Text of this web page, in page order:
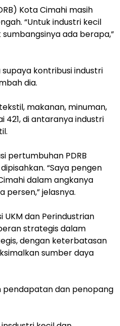
Kota Cimahi masih
“Untuk industri kecil
ada berapa,”
kontribusi industri
dia.
makanan, minuman,
di antaranya industri
pertumbuhan PDRB
“Saya pengen
dalam angkanya
persen,” jelasnya.
UKM dan Perindustrian
strategis dalam
dengan keterbatasan
sumber daya
dan penopang